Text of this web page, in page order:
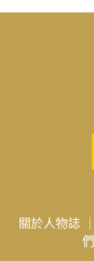
關於人物誌
們